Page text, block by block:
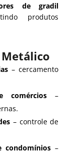
de gradil
produtos
– cercamento
comércios –
– controle de
condomínios–